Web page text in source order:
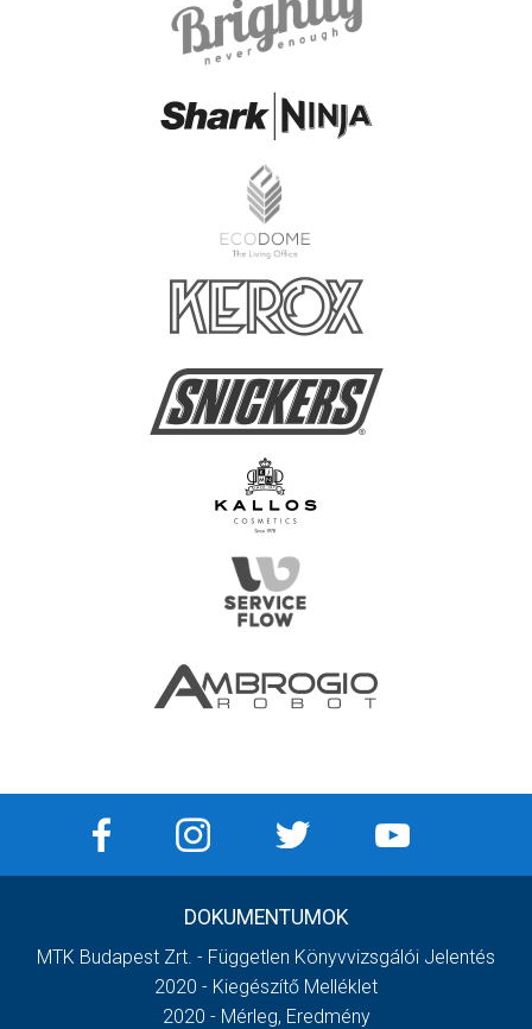
DOKUMENTUMOK
MTK Budapest Zrt. - Független Könyvvizsgálói Jelentés
2020 - Kiegészítő Melléklet
2020 - Mérleg, Eredmény